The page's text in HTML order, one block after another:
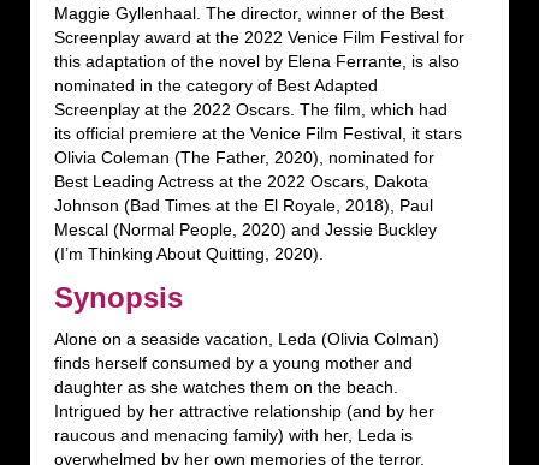
Maggie Gyllenhaal. The director, winner of the Best
Screenplay award at the 2022 Venice Film Festival for
this adaptation of the novel by Elena Ferrante, is also
nominated in the category of Best Adapted
Screenplay at the 2022 Oscars. The film, which had
its official premiere at the Venice Film Festival, it stars
Olivia Coleman (The Father, 2020), nominated for
Best Leading Actress at the 2022 Oscars, Dakota
Johnson (Bad Times at the El Royale, 2018), Paul
Mescal (Normal People, 2020) and Jessie Buckley
(I’m Thinking About Quitting, 2020).
Synopsis
Alone on a seaside vacation, Leda (Olivia Colman)
finds herself consumed by a young mother and
daughter as she watches them on the beach.
Intrigued by her attractive relationship (and by her
raucous and menacing family) with her, Leda is
overwhelmed by her own memories of the terror,